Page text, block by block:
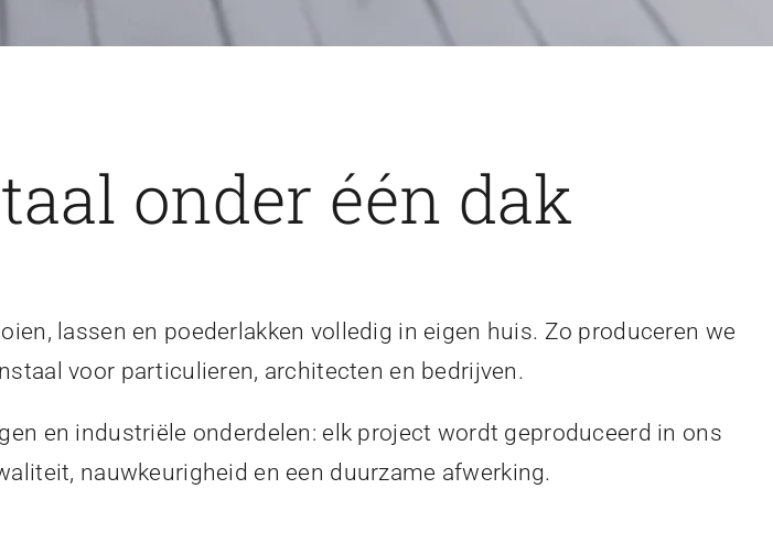
onder één dak
lassen en poederlakken volledig in eigen huis. Zo produceren we
voor particulieren, architecten en bedrijven.
en industriële onderdelen: elk project wordt geproduceerd in ons
nauwkeurigheid en een duurzame afwerking.